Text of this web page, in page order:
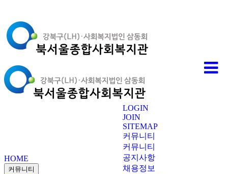
LOGIN
JOIN
SITEMAP
커뮤니티
커뮤니티
공지사항
채용정보
HOME
커뮤니티